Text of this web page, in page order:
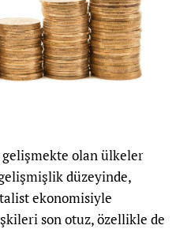
olan ülkeler
düzeyinde,
ekonomisiyle
son otuz, özellikle de